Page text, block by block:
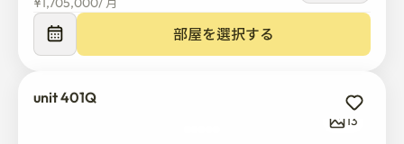
入居者は、滞在中に自分の部屋を清潔に保つ責任があり
ます。
部屋を選択する
unit 401Q
13